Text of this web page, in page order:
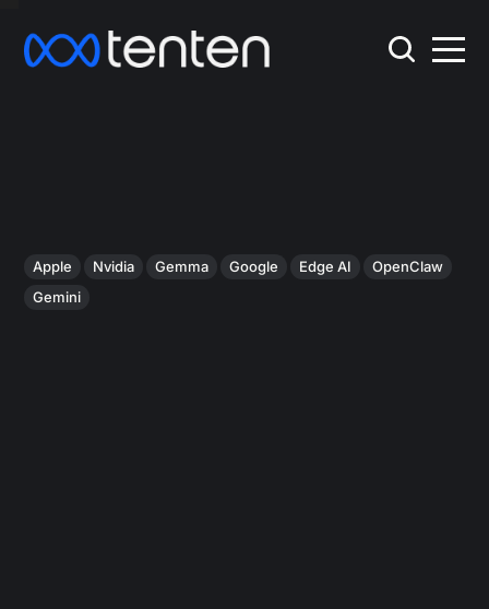
Apple Nvidia Gemma Google Edge AI
OpenClaw
Gemini